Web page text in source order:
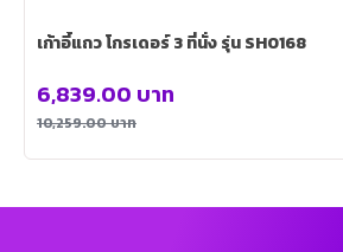
เก้าอี้แถว โกรเดอร์ 3 ที่นั่ง รุ่น SH0168
10,259.00บาท
6,839.00 บาท